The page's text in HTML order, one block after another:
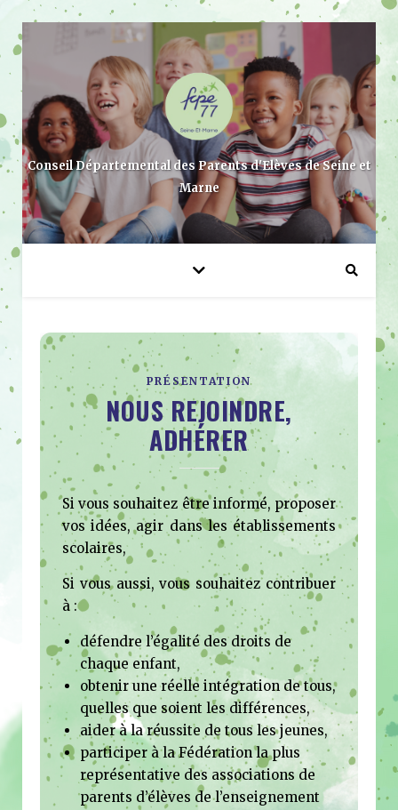
Conseil Départemental des Parents d'Elèves de Seine et
Marne
PRÉSENTATION
NOUS REJOINDRE,
ADHÉRER
Si vous souhaitez être informé, proposer
vos idées, agir dans les établissements
scolaires,
Si vous aussi, vous souhaitez contribuer
à :
défendre l’égalité des droits de
chaque enfant,
obtenir une réelle intégration de tous,
quelles que soient les différences,
aider à la réussite de tous les jeunes,
participer à la Fédération la plus
représentative des associations de
parents d’élèves de l’enseignement